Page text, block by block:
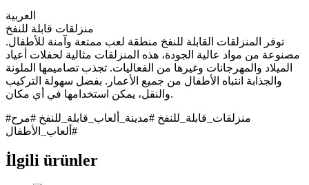
العربية
منزلقات قابلة للنفخ
توفر المنزلقات القابلة للنفخ منطقة لعب ممتعة وآمنة للأطفال.
مصنوعة من مواد عالية الجودة، هذه المنزلقات مثالية لحفلات أعياد
الميلاد والمهرجانات وغيرها من الفعاليات. تجذب تصاميمها الملونة
والجذابة انتباه الأطفال من جميع الأعمار. بفضل سهولة التركيب
والنقل، يمكن استخدامها في أي مكان.
#منزلقات_قابلة_للنفخ #مدينة_ألعاب_قابلة_للنفخ #مرح
#ألعاب_الأطفال
İlgili ürünler